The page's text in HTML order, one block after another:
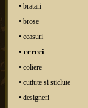
• bratari
• brose
• ceasuri
• cercei
• coliere
• cutiute si sticlute
• designeri